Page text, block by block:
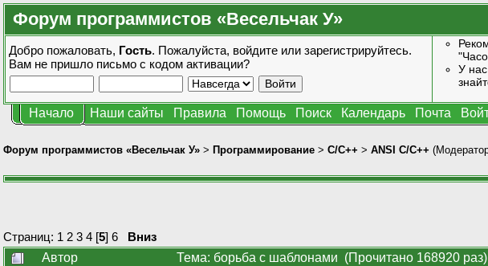
Форум программистов «Весельчак У»
Добро пожаловать, Гость. Пожалуйста, войдите или зарегистрируйтесь.
Вам не пришло письмо с кодом активации?
У
Начало Наши сайты Правила Помощь Поиск Календарь Почта
Форум программистов «Весельчак У» > Программирование > C/C++ > ANSI С/С++
Страниц: 1 2 3 4 [5] 6 Вниз
Автор
Тема: борьба с шаблонами (Прочитано 168920 раз)